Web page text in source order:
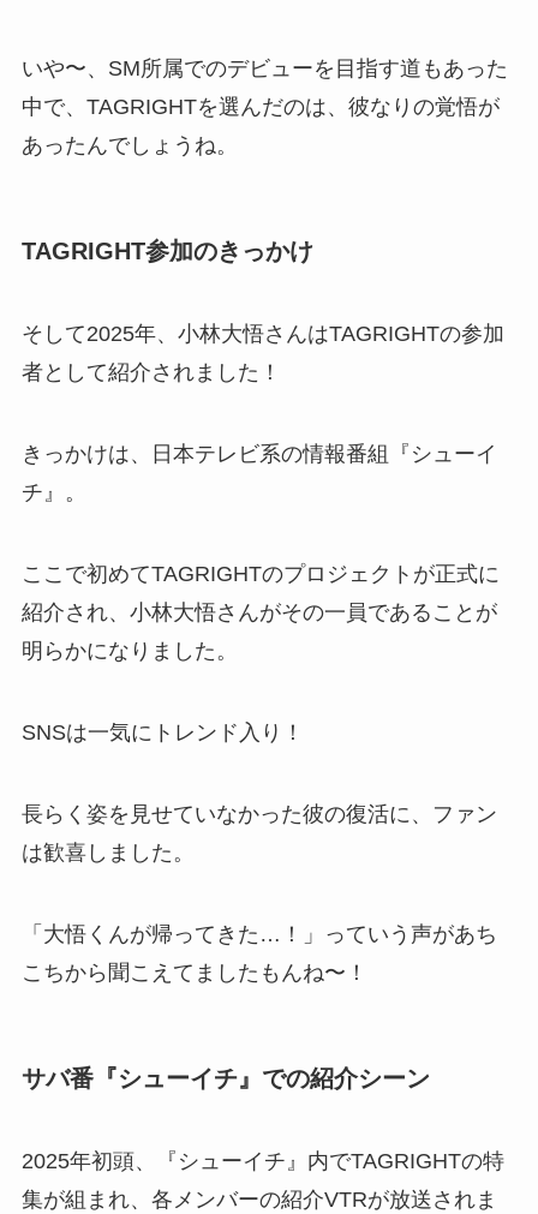
いや〜、SM所属でのデビューを目指す道もあった
中で、TAGRIGHTを選んだのは、彼なりの覚悟が
あったんでしょうね。
TAGRIGHT参加のきっかけ
そして2025年、小林大悟さんはTAGRIGHTの参加
者として紹介されました！
きっかけは、日本テレビ系の情報番組『シューイ
チ』。
ここで初めてTAGRIGHTのプロジェクトが正式に
紹介され、小林大悟さんがその一員であることが
明らかになりました。
SNSは一気にトレンド入り！
長らく姿を見せていなかった彼の復活に、ファン
は歓喜しました。
「大悟くんが帰ってきた…！」っていう声があち
こちから聞こえてましたもんね〜！
サバ番『シューイチ』での紹介シーン
2025年初頭、『シューイチ』内でTAGRIGHTの特
集が組まれ、各メンバーの紹介VTRが放送されま